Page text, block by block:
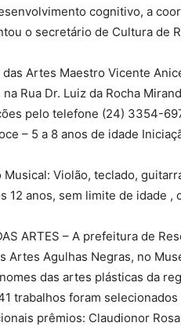
cognitivo, a
o secretário de Cultura de
das Artes Maestro Vicente
na Rua Dr. Luiz da Rocha
pelo telefone (24) 3354-
– 5 a 8 anos de idade
Musical: Violão, teclado,
12 anos, sem limite de idade
ARTES – A prefeitura de
Artes Agulhas Negras, no
das artes plásticas da
trabalhos foram
prêmios: Claudionor